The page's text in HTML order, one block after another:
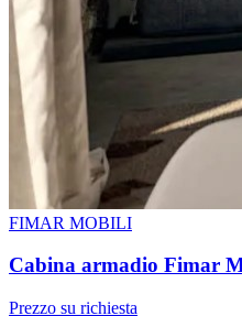
FIMAR MOBILI
Cabina armadio Fimar
Prezzo su richiesta